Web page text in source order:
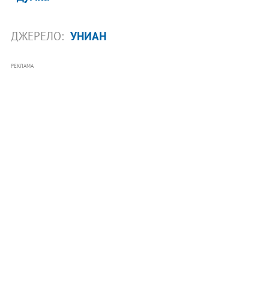
ДЖЕРЕЛО: УНИАН
РЕКЛАМА